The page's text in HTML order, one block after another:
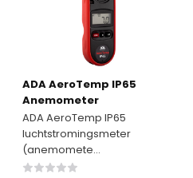
ADA AeroTemp IP65
Anemometer
ADA AeroTemp IP65
luchtstromingsmeter
(anemomete...